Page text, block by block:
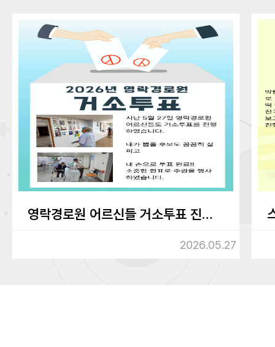
영락경로원 어르신들 거소투표 진행하였습니다.
2026.05.27